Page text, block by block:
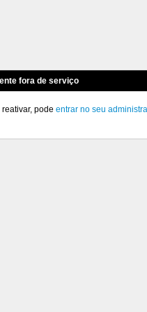
fora de serviço
pode entrar no seu